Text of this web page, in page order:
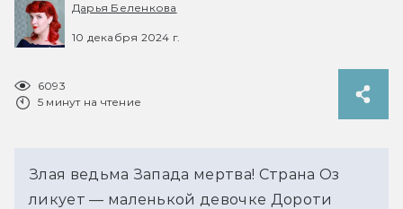
Дарья Беленкова
10 декабря 2024 г.
6093
5 минут на чтение
Злая ведьма Запада мертва! Страна Оз
ликует — маленькой девочке Дороти